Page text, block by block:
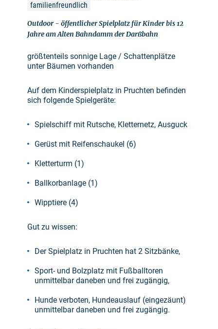
familienfreundlich
Outdoor - öffentlicher Spielplatz für Kinder bis 12
Jahre am Alten Bahndamm der Darßbahn
größtenteils sonnige Lage / Schattenplätze
unter Bäumen vorhanden
Auf dem Kinderspielplatz in Pruchten befinden
sich folgende Spielgeräte:
Spielschiff mit Rutsche, Kletternetz, Ausguck
Gerüst mit Reifenschaukel (6)
Kletterturm (1)
Ballkorbanlage (1)
Wipptiere (4)
Gut zu wissen:
Der Spielplatz in Pruchten hat 2 Sitzbänke,
Sport- und Bolzplatz mit Fußballtoren
unmittelbar daneben und frei zugängig,
Hunde verboten, Hundeauslauf (eingezäunt)
unmittelbar daneben und frei zugängig.